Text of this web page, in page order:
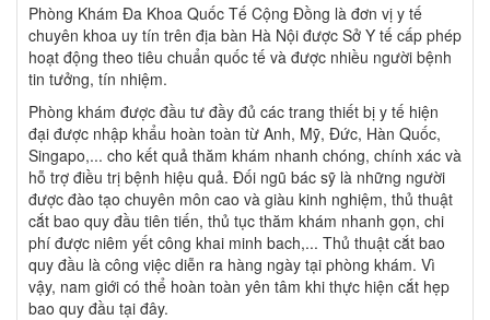
Phòng Khám Đa Khoa Quốc Tế Cộng Đồng là đơn vị y tế
chuyên khoa uy tín trên địa bàn Hà Nội được Sở Y tế cấp phép
hoạt động theo tiêu chuẩn quốc tế và được nhiều người bệnh
tin tưởng, tín nhiệm.
Phòng khám được đầu tư đầy đủ các trang thiết bị y tế hiện
đại được nhập khẩu hoàn toàn từ Anh, Mỹ, Đức, Hàn Quốc,
Singapo,... cho kết quả thăm khám nhanh chóng, chính xác và
hỗ trợ điều trị bệnh hiệu quả. Đối ngũ bác sỹ là những người
được đào tạo chuyên môn cao và giàu kinh nghiệm, thủ thuật
cắt bao quy đầu tiên tiến, thủ tục thăm khám nhanh gọn, chi
phí được niêm yết công khai minh bach,... Thủ thuật cắt bao
quy đầu là công việc diễn ra hàng ngày tại phòng khám. Vì
vậy, nam giới có thể hoàn toàn yên tâm khi thực hiện cắt hẹp
bao quy đầu tại đây.